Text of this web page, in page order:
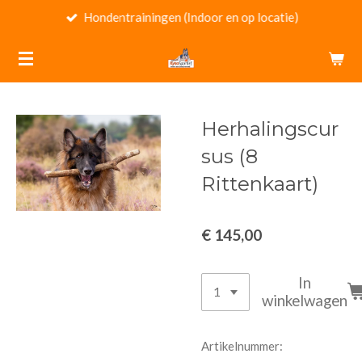
naar
de
Hondentrainingen (Indoor en op locatie)
Herhalingscur
sus (8
Rittenkaart)
€ 145,00
In
winkelwagen
Artikelnummer: